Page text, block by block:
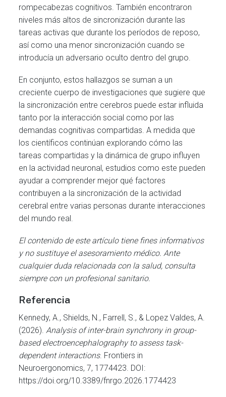
rompecabezas cognitivos. También encontraron
niveles más altos de sincronización durante las
tareas activas que durante los períodos de reposo,
así como una menor sincronización cuando se
introducía un adversario oculto dentro del grupo.
En conjunto, estos hallazgos se suman a un
creciente cuerpo de investigaciones que sugiere que
la sincronización entre cerebros puede estar influida
tanto por la interacción social como por las
demandas cognitivas compartidas. A medida que
los científicos continúan explorando cómo las
tareas compartidas y la dinámica de grupo influyen
en la actividad neuronal, estudios como este pueden
ayudar a comprender mejor qué factores
contribuyen a la sincronización de la actividad
cerebral entre varias personas durante interacciones
del mundo real.
El contenido de este artículo tiene fines informativos
y no sustituye el asesoramiento médico. Ante
cualquier duda relacionada con la salud, consulta
siempre con un profesional sanitario.
Referencia
Kennedy, A., Shields, N., Farrell, S., & Lopez Valdes, A.
(2026).Analysis of inter-brain synchrony in group-
based electroencephalography to assess task-
dependent interactions. Frontiers in
Neuroergonomics, 7, 1774423. DOI:
https://doi.org/10.3389/fnrgo.2026.1774423